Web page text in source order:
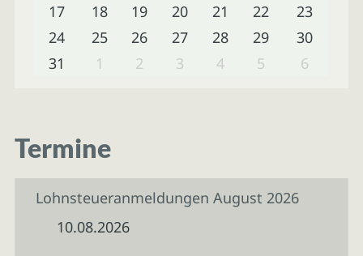
17
18 19 20 21 22
23
24
25 26 27 28 29
30
31
1 2 3 4 5 6
Termine
Lohnsteueranmeldungen August 2026
10.08.2026